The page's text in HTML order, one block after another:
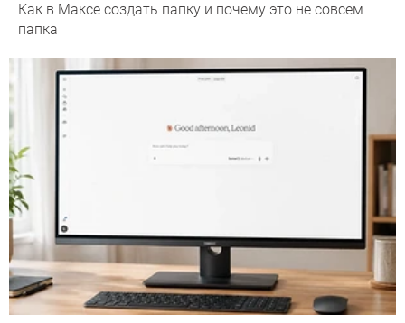
Как в Максе создать папку и почему это не совсем
папка